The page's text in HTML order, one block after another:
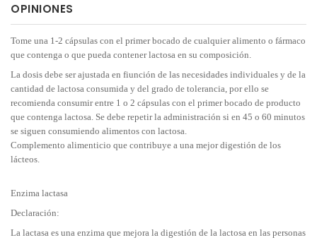
OPINIONES
Tome una 1-2 cápsulas con el primer bocado de cualquier alimento o fármaco
que contenga o que pueda contener lactosa en su composición.
La dosis debe ser ajustada en fiunción de las necesidades individuales y de la
cantidad de lactosa consumida y del grado de tolerancia, por ello se
recomienda consumir entre 1 o 2 cápsulas con el primer bocado de producto
que contenga lactosa. Se debe repetir la administración si en 45 o 60 minutos
se siguen consumiendo alimentos con lactosa.
Complemento alimenticio que contribuye a una mejor digestión de los
lácteos.
Enzima lactasa
Declaración:
La lactasa es una enzima que mejora la digestión de la lactosa en las personas